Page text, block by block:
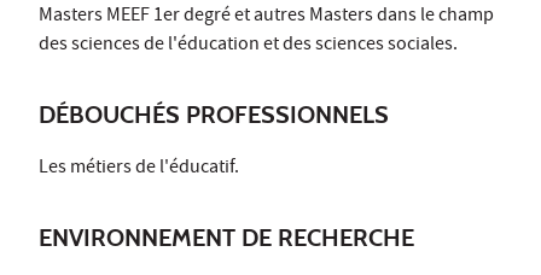
Masters MEEF 1er degré et autres Masters dans le champ
des sciences de l'éducation et des sciences sociales.
DÉBOUCHÉS PROFESSIONNELS
Les métiers de l'éducatif.
ENVIRONNEMENT DE RECHERCHE